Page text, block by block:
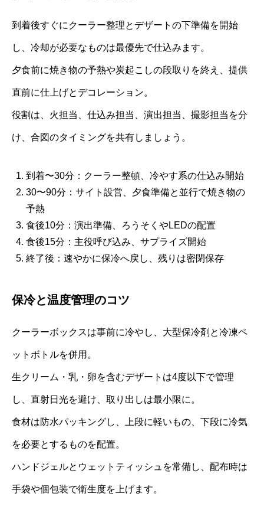
到着後すぐにクーラー整理とデザートの下準備を開始
し、冷却が必要なものは最優先で仕込みます。
夕食前に焼き物の予熱や炭起こしの段取りを終え、提供
直前に仕上げとデコレーション。
役割は、火担当、仕込み担当、演出担当、撮影担当を分
け、合図のタイミングを共有しましょう。
到着〜30分：クーラー整頓、冷やす系の仕込み開始
30〜90分：サイト設営、夕食準備と並行で焼き物の
予熱
食後10分：演出準備、ろうそくやLEDの配置
食後15分：主役呼び込み、サプライズ開始
終了後：速やかに保冷へ戻し、残りは密閉保存
保冷と温度管理のコツ
クーラーボックスは事前に冷やし、大型保冷剤と冷凍ペ
ットボトルを併用。
生クリーム・乳・卵を含むデザートは4度以下で管理
し、直射日光を避け、取り出しは最小限に。
食材は防水パッキングし、上段に軽いもの、下段に冷気
を必要とするものを配置。
ハンドジェルとウェットティッシュを常備し、配布時は
手袋や個包装で衛生度を上げます。